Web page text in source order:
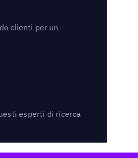
clienti per un
esperti di ricerca